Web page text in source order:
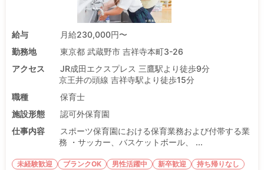
給与
月給230,000円〜
勤務地
東京都 武蔵野市 吉祥寺本町3-26
アクセス
JR成田エクスプレス 三鷹駅より徒歩9分
京王井の頭線 吉祥寺駅より徒歩15分
職種
保育士
施設形態
認可外保育園
仕事内容
スポーツ保育園における保育業務および付帯する業
務 ・サッカー、バスケットボール、 ...
未経験歓迎 ブランクOK 男性活躍中 新卒歓迎
持ち帰りなし